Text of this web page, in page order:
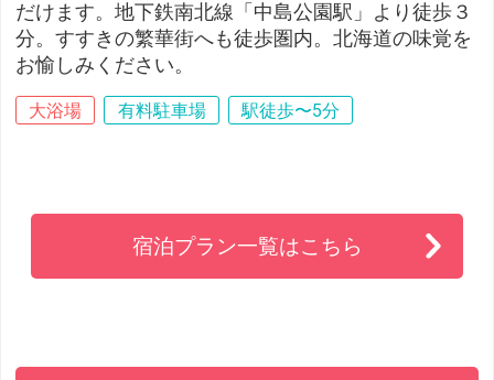
だけます。地下鉄南北線「中島公園駅」より徒歩３
分。すすきの繁華街へも徒歩圏内。北海道の味覚を
お愉しみください。
大浴場 有料駐車場 駅徒歩〜5分
宿泊プラン一覧はこちら